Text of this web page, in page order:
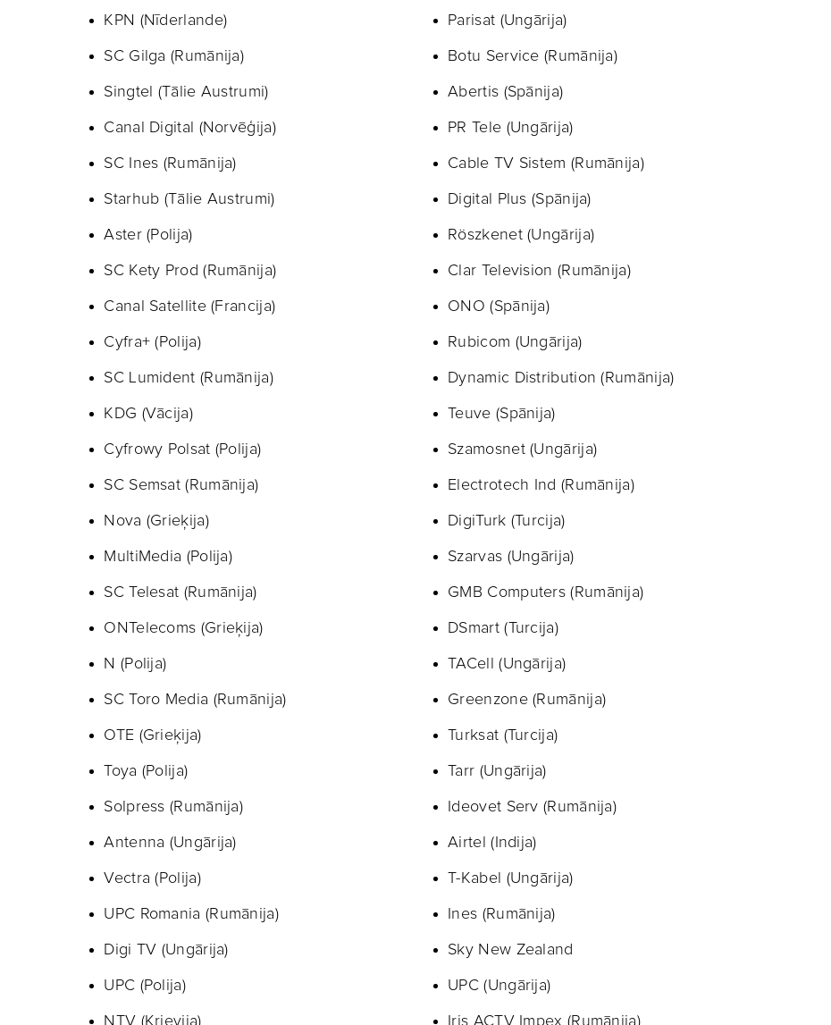
KPN (Nīderlande)
SC Gilga (Rumānija)
Singtel (Tālie Austrumi)
Canal Digital (Norvēģija)
SC Ines (Rumānija)
Starhub (Tālie Austrumi)
Aster (Polija)
SC Kety Prod (Rumānija)
Canal Satellite (Francija)
Cyfra+ (Polija)
SC Lumident (Rumānija)
KDG (Vācija)
Cyfrowy Polsat (Polija)
SC Semsat (Rumānija)
Nova (Grieķija)
MultiMedia (Polija)
SC Telesat (Rumānija)
ONTelecoms (Grieķija)
N (Polija)
SC Toro Media (Rumānija)
OTE (Grieķija)
Toya (Polija)
Solpress (Rumānija)
Antenna (Ungārija)
Vectra (Polija)
UPC Romania (Rumānija)
Digi TV (Ungārija)
UPC (Polija)
NTV (Krievija)
Parisat (Ungārija)
Botu Service (Rumānija)
Abertis (Spānija)
PR Tele (Ungārija)
Cable TV Sistem (Rumānija)
Digital Plus (Spānija)
Röszkenet (Ungārija)
Clar Television (Rumānija)
ONO (Spānija)
Rubicom (Ungārija)
Dynamic Distribution (Rumānija)
Teuve (Spānija)
Szamosnet (Ungārija)
Electrotech Ind (Rumānija)
DigiTurk (Turcija)
Szarvas (Ungārija)
GMB Computers (Rumānija)
DSmart (Turcija)
TACell (Ungārija)
Greenzone (Rumānija)
Turksat (Turcija)
Tarr (Ungārija)
Ideovet Serv (Rumānija)
Airtel (Indija)
T-Kabel (Ungārija)
Ines (Rumānija)
Sky New Zealand
UPC (Ungārija)
Iris ACTV Impex (Rumānija)